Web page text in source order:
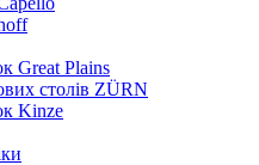
Great Plains
столів ZÜRN
Kinze